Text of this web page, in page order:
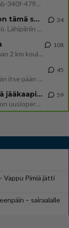
https://www.iltalehti.fi/viihdeuutiset/a/c46da6ab-340f-4790-aaa7-0865eed2336 Yrityksen konkurssihakemus on tullut kärä
Tiesitkö? Martina Aitolehden isäpuoli on tämä suosittu laulaja
Martina Aitolehti on seurattu julkisuuden henkilö. Lähipiiriin mahtuu muitakin tunnettuja henkilöitä. Tiesitkö, että Ma
34
Hesarissa päivitellään lapset joutuu nyt kulkemaan 2 km kouluun jösses. Ruostefillarilla tuo matka menee vaikka miten äk
108
Mutta mies vain tuijottaa, siinä vaiheessa käännän itse pään pois. Mikä juttu? Yleensä jos joku tuijottaa tai katsoo, hä
45
Uusioperheen aikuiset lapset tyhjentää jääkaapin käydessään
Miten selvittäisitte seuraavan ongelman, meillä on uusioperhe, minulla teini-ikäiset lapset ja puolisolla aikuiset, jotk
59
Vappu Pimiä jätti
– sairaalalle